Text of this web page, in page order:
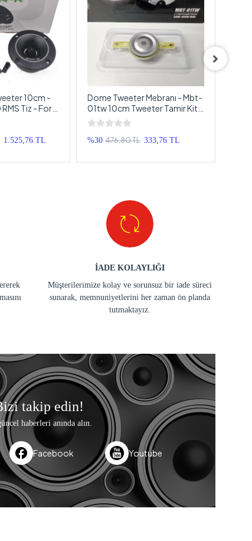
10cm -
Tiz - For-
Tweeter
1.525,76 TL
Dome Tweeter Mebranı - Mbt-
01tw 10cm Tweeter Tamir Kiti
- 1 Adet
%30 476,80 TL 333,76 TL
İADE KOLAYLIĞI
Müşterilerimize kolay ve sorunsuz bir iade süreci
sunarak, memnuniyetlerini her zaman ön planda
tutmaktayız.
takip edin!
haberleri anında alın.
Facebook Youtube